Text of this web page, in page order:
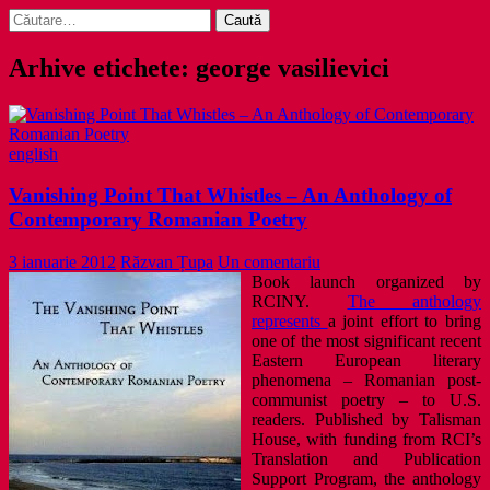
Caută
după:
Arhive etichete: george vasilievici
english
Vanishing Point That Whistles – An Anthology of
Contemporary Romanian Poetry
3 ianuarie 2012 Răzvan Țupa Un comentariu
Book launch organized by
RCINY. The anthology
represents a joint effort to bring
one of the most significant recent
Eastern European literary
phenomena – Romanian post-
communist poetry – to U.S.
readers. Published by Talisman
House, with funding from RCI’s
Translation and Publication
Support Program, the anthology